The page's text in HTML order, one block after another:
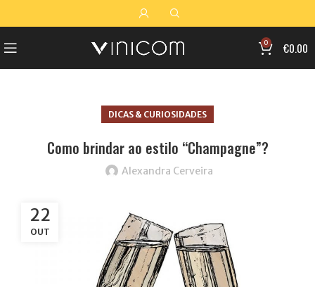
0 €0.00
DICAS & CURIOSIDADES
Como brindar ao estilo “Champagne”?
Alexandra Cerveira
22
OUT